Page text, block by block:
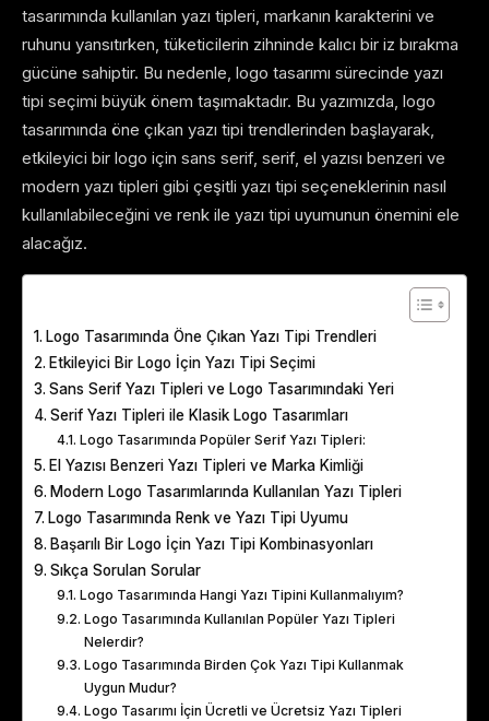
tasarımında kullanılan yazı tipleri, markanın karakterini ve
ruhunu yansıtırken, tüketicilerin zihninde kalıcı bir iz bırakma
gücüne sahiptir. Bu nedenle, logo tasarımı sürecinde yazı
tipi seçimi büyük önem taşımaktadır. Bu yazımızda, logo
tasarımında öne çıkan yazı tipi trendlerinden başlayarak,
etkileyici bir logo için sans serif, serif, el yazısı benzeri ve
modern yazı tipleri gibi çeşitli yazı tipi seçeneklerinin nasıl
kullanılabileceğini ve renk ile yazı tipi uyumunun önemini ele
alacağız.
Logo Tasarımında Öne Çıkan Yazı Tipi Trendleri
Etkileyici Bir Logo İçin Yazı Tipi Seçimi
Sans Serif Yazı Tipleri ve Logo Tasarımındaki Yeri
Serif Yazı Tipleri ile Klasik Logo Tasarımları
Logo Tasarımında Popüler Serif Yazı Tipleri:
El Yazısı Benzeri Yazı Tipleri ve Marka Kimliği
Modern Logo Tasarımlarında Kullanılan Yazı Tipleri
Logo Tasarımında Renk ve Yazı Tipi Uyumu
Başarılı Bir Logo İçin Yazı Tipi Kombinasyonları
Sıkça Sorulan Sorular
Logo Tasarımında Hangi Yazı Tipini Kullanmalıyım?
Logo Tasarımında Kullanılan Popüler Yazı Tipleri
Nelerdir?
Logo Tasarımında Birden Çok Yazı Tipi Kullanmak
Uygun Mudur?
Logo Tasarımı İçin Ücretli ve Ücretsiz Yazı Tipleri